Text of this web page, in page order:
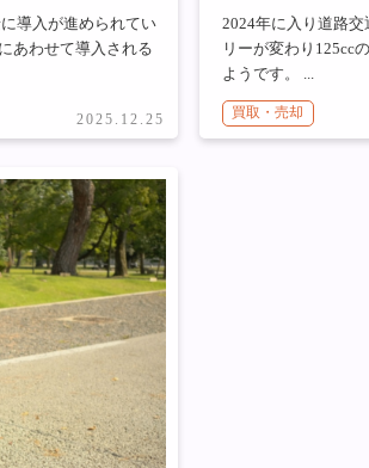
導入が進められてい
あわせて導入される
2025.12.25
2024年に入り道路
リーが変わり125cc
ようです。 ...
買取・売却